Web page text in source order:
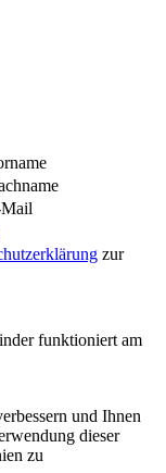
zur
funktioniert am
und Ihnen
dieser
zu